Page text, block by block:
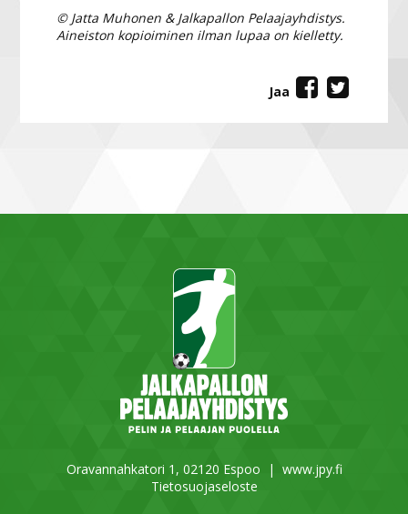
© Jatta Muhonen & Jalkapallon Pelaajayhdistys.
Aineiston kopioiminen ilman lupaa on kielletty.
Jaa
Oravannahkatori 1, 02120 Espoo | www.jpy.fi
Tietosuojaseloste